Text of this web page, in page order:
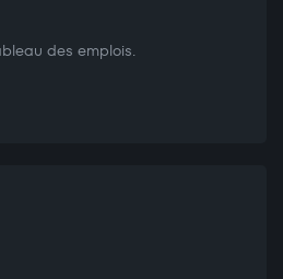
des emplois.